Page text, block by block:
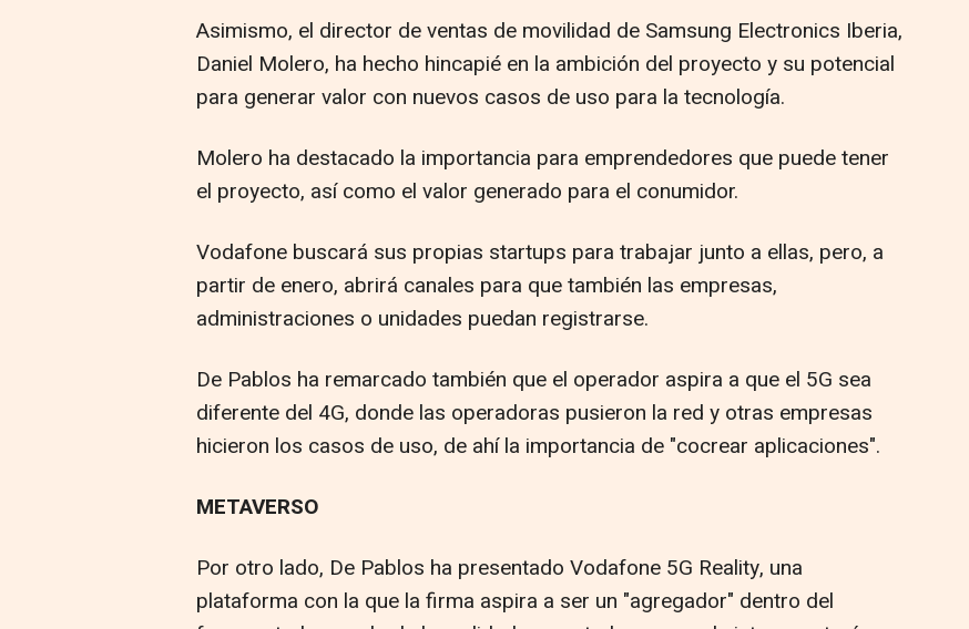
Asimismo, el director de ventas de movilidad de Samsung Electronics Iberia,
Daniel Molero, ha hecho hincapié en la ambición del proyecto y su potencial
para generar valor con nuevos casos de uso para la tecnología.
Molero ha destacado la importancia para emprendedores que puede tener
el proyecto, así como el valor generado para el conumidor.
Vodafone buscará sus propias startups para trabajar junto a ellas, pero, a
partir de enero, abrirá canales para que también las empresas,
administraciones o unidades puedan registrarse.
De Pablos ha remarcado también que el operador aspira a que el 5G sea
diferente del 4G, donde las operadoras pusieron la red y otras empresas
hicieron los casos de uso, de ahí la importancia de "cocrear aplicaciones".
METAVERSO
Por otro lado, De Pablos ha presentado Vodafone 5G Reality, una
plataforma con la que la firma aspira a ser un "agregador" dentro del